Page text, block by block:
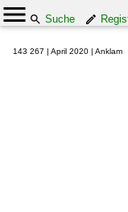
Suche
143 267 | April 2020 | Anklam